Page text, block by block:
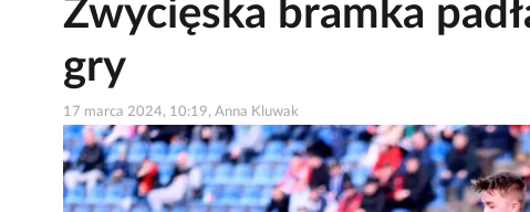
Zwycięska bramka
gry
17 marca 2024, 10:19, Anna Kluwak